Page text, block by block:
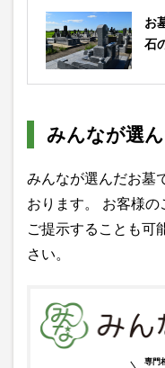
お
石
みんなが選
みんなが選んだお墓
おります。 お客様
ご提示することも可
さい。
専門